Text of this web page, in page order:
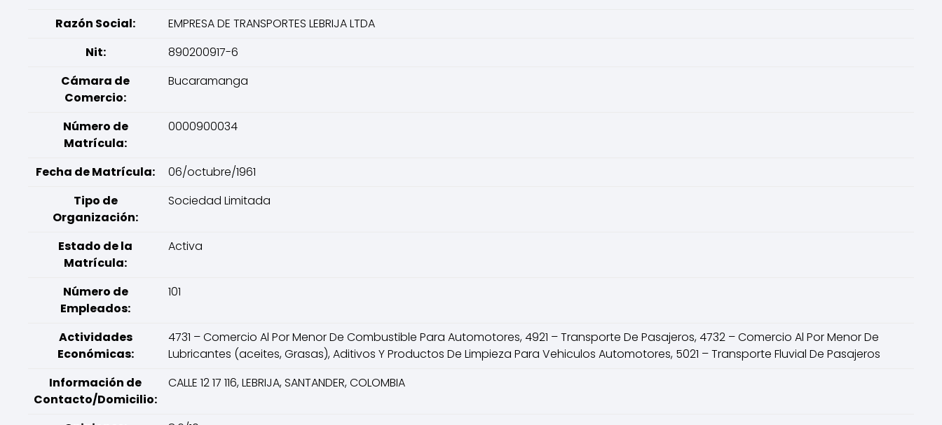
Razón Social:
EMPRESA DE TRANSPORTES LEBRIJA LTDA
Nit:
890200917-6
Cámara de
Comercio:
Bucaramanga
Número de
Matrícula:
0000900034
Fecha de Matrícula:
06/octubre/1961
Tipo de
Organización:
Sociedad Limitada
Estado de la
Matrícula:
Activa
Número de
Empleados:
101
Actividades
Económicas:
4731 – Comercio Al Por Menor De Combustible Para Automotores, 4921 – Transporte De Pasajeros, 4732 – Comercio Al Por Menor De
Lubricantes (aceites, Grasas), Aditivos Y Productos De Limpieza Para Vehiculos Automotores, 5021 – Transporte Fluvial De Pasajeros
Información de
Contacto/Domicilio:
CALLE 12 17 116, LEBRIJA, SANTANDER, COLOMBIA